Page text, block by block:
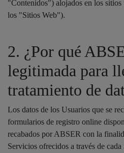
"Contenidos") alojados en los
los "Sitios Web").
2. ¿Por qué
legitimada para
tratamiento de
Los datos de los Usuarios que se
formularios de registro online
recabados por ABSER con la
Servicios ofrecidos a través de